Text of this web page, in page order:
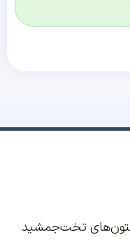
۱۳۹۴ در سایه ستون‌های تخت‌جمشید